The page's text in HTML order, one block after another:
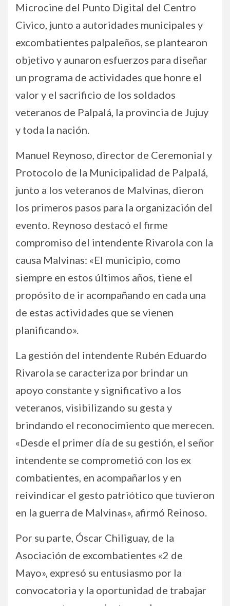
Microcine del Punto Digital del Centro
Civico, junto a autoridades municipales y
excombatientes palpaleños, se plantearon
objetivo y aunaron esfuerzos para diseñar
un programa de actividades que honre el
valor y el sacrificio de los soldados
veteranos de Palpalá, la provincia de Jujuy
y toda la nación.
Manuel Reynoso, director de Ceremonial y
Protocolo de la Municipalidad de Palpalá,
junto a los veteranos de Malvinas, dieron
los primeros pasos para la organización del
evento. Reynoso destacó el firme
compromiso del intendente Rivarola con la
causa Malvinas: «El municipio, como
siempre en estos últimos años, tiene el
propósito de ir acompañando en cada una
de estas actividades que se vienen
planificando».
La gestión del intendente Rubén Eduardo
Rivarola se caracteriza por brindar un
apoyo constante y significativo a los
veteranos, visibilizando su gesta y
brindando el reconocimiento que merecen.
«Desde el primer día de su gestión, el señor
intendente se comprometió con los ex
combatientes, en acompañarlos y en
reivindicar el gesto patriótico que tuvieron
en la guerra de Malvinas», afirmó Reinoso.
Por su parte, Óscar Chiliguay, de la
Asociación de excombatientes «2 de
Mayo», expresó su entusiasmo por la
convocatoria y la oportunidad de trabajar